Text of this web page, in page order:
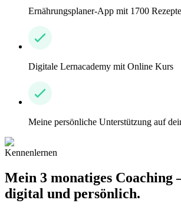
Ernährungsplaner-App mit 1700
Digitale Lernacademy mit Online Kurs
Meine persönliche Unterstützung auf
Kennenlernen
Mein 3 monatiges Coaching
digital und persönlich.